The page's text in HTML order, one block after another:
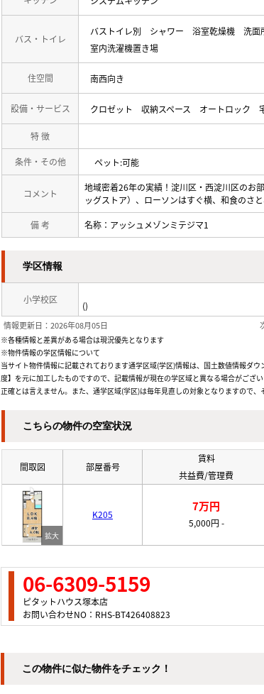
バス・トイレ
バストイレ別 シャワー 浴室乾燥機 洗面
室内洗濯機置き場
住空間 南西向き
設備・サービス クロゼット 収納スペース オートロック
特 徴
条件・その他 ペット:可能
コメント
地域密着26年の実績！淀川区・西淀川区のお
ッグストア）、ローソンはすぐ横、和食のさ
備 考 名称：アッシュメゾンミテジマ1
学区情報
小学校区
()
情報更新日：2026年08月05日
※各種情報と差異がある場合は現況優先となります
※物件情報の学区情報について
当サイト物件情報に記載されております通学区域(学区)情報は、国土数値情報ダ
度】を元に加工したものですので、記載情報が現在の学区域と異なる場合がござ
正確とは言えません。また、通学区域(学区)は毎年見直しの対象となりますので、
こちらの物件の空室状況
間取図 部屋番号
賃料
共益費/管理費
K205
7万円
5,000円 -
06-6309-5159
ピタットハウス塚本店
お問い合わせNO：RHS-BT426408823
この物件に似た物件をチェック！